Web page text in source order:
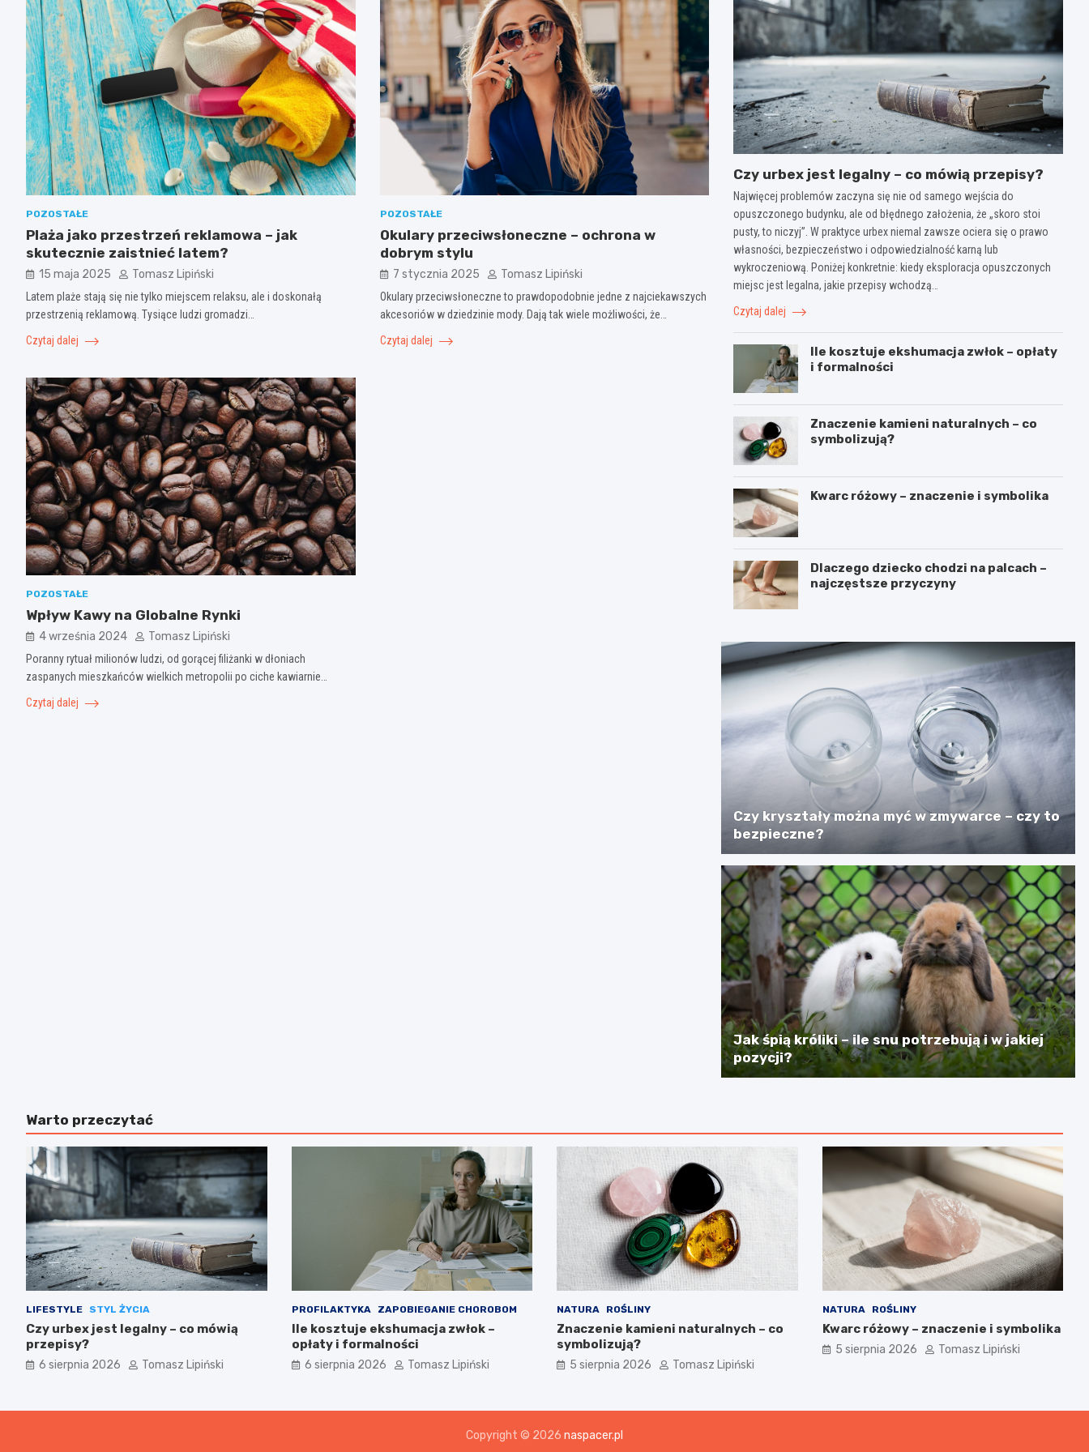
POZOSTAŁE
Plaża jako przestrzeń reklamowa – jak
skutecznie zaistnieć latem?
15 maja 2025 Tomasz Lipiński
Latem plaże stają się nie tylko miejscem relaksu, ale i doskonałą
przestrzenią reklamową. Tysiące ludzi gromadzi…
Czytaj dalej
POZOSTAŁE
Okulary przeciwsłoneczne – ochrona w
dobrym stylu
7 stycznia 2025 Tomasz Lipiński
Okulary przeciwsłoneczne to prawdopodobnie jedne z najciekawszych
akcesoriów w dziedzinie mody. Dają tak wiele możliwości, że…
Czytaj dalej
POZOSTAŁE
Wpływ Kawy na Globalne Rynki
4 września 2024 Tomasz Lipiński
Poranny rytuał milionów ludzi, od gorącej filiżanki w dłoniach
zaspanych mieszkańców wielkich metropolii po ciche kawiarnie…
Czytaj dalej
Czy urbex jest legalny – co mówią przepisy?
Najwięcej problemów zaczyna się nie od samego wejścia do
opuszczonego budynku, ale od błędnego założenia, że „skoro stoi
pusty, to niczyj”. W praktyce urbex niemal zawsze ociera się o prawo
własności, bezpieczeństwo i odpowiedzialność karną lub
wykroczeniową. Poniżej konkretnie: kiedy eksploracja opuszczonych
miejsc jest legalna, jakie przepisy wchodzą…
Czytaj dalej
Ile kosztuje ekshumacja zwłok – opłaty
i formalności
Znaczenie kamieni naturalnych – co
symbolizują?
Kwarc różowy – znaczenie i symbolika
Dlaczego dziecko chodzi na palcach –
najczęstsze przyczyny
Czy kryształy można myć w zmywarce – czy to
bezpieczne?
Jak śpią króliki – ile snu potrzebują i w jakiej
pozycji?
Warto przeczytać
LIFESTYLE STYL ŻYCIA
Czy urbex jest legalny – co mówią
przepisy?
6 sierpnia 2026 Tomasz Lipiński
PROFILAKTYKA ZAPOBIEGANIE CHOROBOM
Ile kosztuje ekshumacja zwłok –
opłaty i formalności
6 sierpnia 2026 Tomasz Lipiński
NATURA ROŚLINY
Znaczenie kamieni naturalnych – co
symbolizują?
5 sierpnia 2026 Tomasz Lipiński
NATURA ROŚLINY
Kwarc różowy – znaczenie i symbolika
5 sierpnia 2026 Tomasz Lipiński
Copyright © 2026 naspacer.pl